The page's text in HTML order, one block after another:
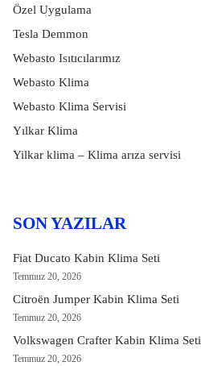
Özel Uygulama
Tesla Demmon
Webasto Isıtıcılarımız
Webasto Klima
Webasto Klima Servisi
Yılkar Klima
Yilkar klima – Klima arıza servisi
SON YAZILAR
Fiat Ducato Kabin Klima Seti
Temmuz 20, 2026
Citroën Jumper Kabin Klima Seti
Temmuz 20, 2026
Volkswagen Crafter Kabin Klima Seti
Temmuz 20, 2026